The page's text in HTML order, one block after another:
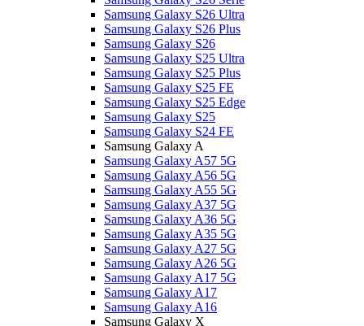
Samsung Galaxy S26 Ultra
Samsung Galaxy S26 Plus
Samsung Galaxy S26
Samsung Galaxy S25 Ultra
Samsung Galaxy S25 Plus
Samsung Galaxy S25 FE
Samsung Galaxy S25 Edge
Samsung Galaxy S25
Samsung Galaxy S24 FE
Samsung Galaxy A
Samsung Galaxy A57 5G
Samsung Galaxy A56 5G
Samsung Galaxy A55 5G
Samsung Galaxy A37 5G
Samsung Galaxy A36 5G
Samsung Galaxy A35 5G
Samsung Galaxy A27 5G
Samsung Galaxy A26 5G
Samsung Galaxy A17 5G
Samsung Galaxy A17
Samsung Galaxy A16
Samsung Galaxy X